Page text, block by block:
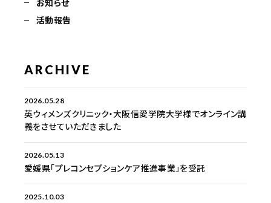
活動報告
ARCHIVE
2026.05.28
英ウィメンズクリニック・大阪信愛学院大学様でオンライン講
義をさせていただきました
2026.05.13
愛媛県「プレコンセプションケア推進事業」を受託
2025.10.03